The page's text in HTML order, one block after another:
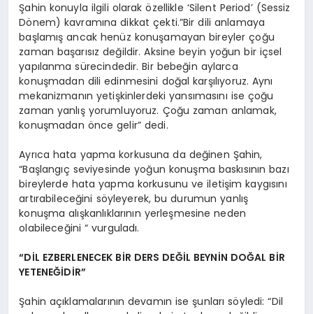
Şahin konuyla ilgili olarak özellikle ‘Silent Period’ (Sessiz
Dönem) kavramına dikkat çekti.”Bir dili anlamaya
başlamış ancak henüz konuşamayan bireyler çoğu
zaman başarısız değildir. Aksine beyin yoğun bir içsel
yapılanma sürecindedir. Bir bebeğin aylarca
konuşmadan dili edinmesini doğal karşılıyoruz. Aynı
mekanizmanın yetişkinlerdeki yansımasını ise çoğu
zaman yanlış yorumluyoruz. Çoğu zaman anlamak,
konuşmadan önce gelir” dedi.
Ayrıca hata yapma korkusuna da değinen Şahin,
“Başlangıç seviyesinde yoğun konuşma baskısının bazı
bireylerde hata yapma korkusunu ve iletişim kaygısını
artırabileceğini söyleyerek, bu durumun yanlış
konuşma alışkanlıklarının yerleşmesine neden
olabileceğini “ vurguladı.
“DİL EZBERLENECEK BİR DERS DEĞİL BEYNİN DOĞAL BİR
YETENEĞİDİR”
Şahin açıklamalarının devamın ise şunları söyledi: “Dil